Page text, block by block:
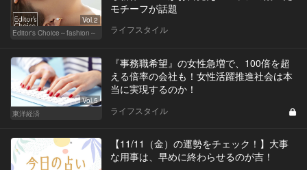
Vol.2
Editor's Choice～fashion～
モチーフが話題
ライフスタイル
Vol.5
東洋経済
『事務職希望』の女性急増で、100倍を超
える倍率の会社も！女性活躍推進社会は本
当に実現するのか！
ライフスタイル
【11/11（金）の運勢をチェック！】大事
な用事は、早めに終わらせるのが吉！